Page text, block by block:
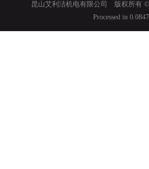
昆山艾利洁机电有限公司 版权所有
Processed in